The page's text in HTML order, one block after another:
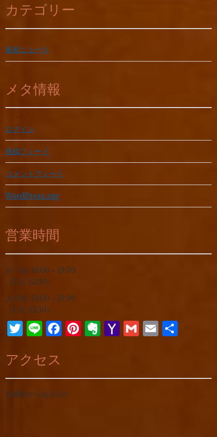
カテゴリー
最新ニュース
メタ情報
ログイン
投稿フィード
コメントフィード
WordPress.org
営業時間
月～金: 16:00～23:00
（L.O. 22:30）
土日祝: 15:00～23:00
（L.O. 22:30）
Twitter
LineFacebook
Pinterest
Evernote
Yahoo
GmailEmail
アクセス
長崎駅から徒歩2分